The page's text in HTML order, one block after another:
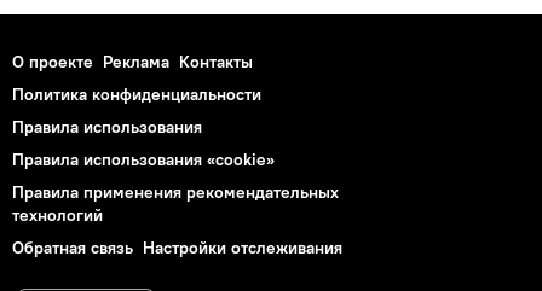
О проекте Реклама Контакты
Политика конфиденциальности
Правила использования
Правила использования «cookie»
Правила применения рекомендательных
технологий
Обратная связь Настройки отслеживания